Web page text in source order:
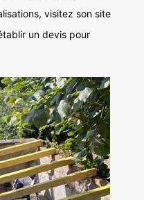
visitez son site
un devis pour